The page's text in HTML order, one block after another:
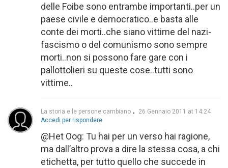
delle Foibe sono entrambe importanti..per un
paese civile e democratico..e basta alle
conte dei morti..che siano vittime del nazi-
fascismo o del comunismo sono sempre
morti..non si possono fare gare con i
pallottolieri su queste cose..tutti sono
vittime..
La storia e le persone cambiano
26 Gennaio 2011 at 14:24
Accedi per rispondere
@Het Oog: Tu hai per un verso hai ragione,
ma dall’altro prova a dire la stessa cosa, a chi
etichetta, per tutto quello che succede in